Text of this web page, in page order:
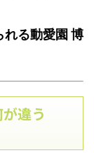
れる動愛園 博
違う